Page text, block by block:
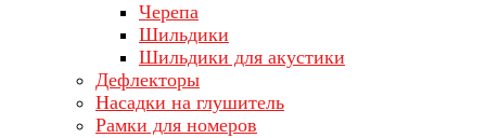
Черепа
Шильдики
Шильдики для акустики
Дефлекторы
Насадки на глушитель
Рамки для номеров